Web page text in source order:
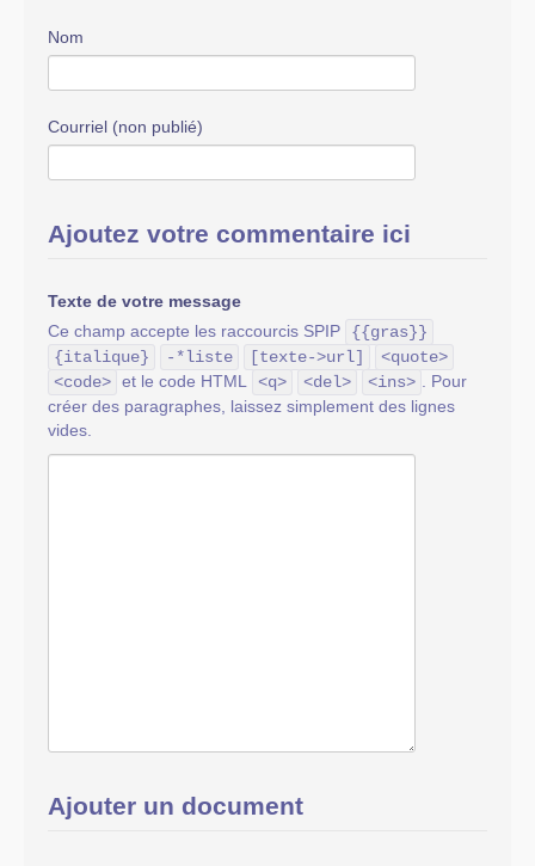
Nom
Courriel (non publié)
Ajoutez votre commentaire ici
Texte de votre message
Ce champ accepte les raccourcis SPIP
{{gras}}
{italique}
-*liste [texte->url]
<quote>
<code> et le code HTML <q> <del> <ins>
. Pour
créer des paragraphes, laissez simplement des lignes
vides.
Ajouter un document